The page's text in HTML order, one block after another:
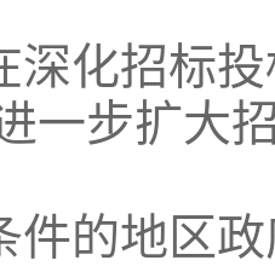
深化招标
一步扩大
件的地区